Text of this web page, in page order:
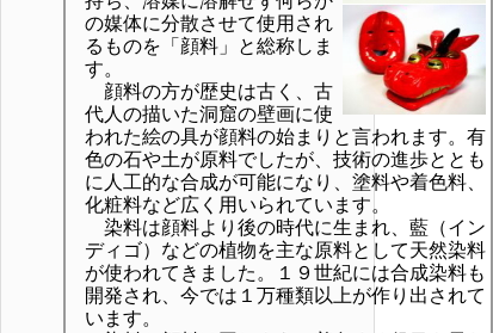
の媒体に分散させて使用され
るものを「顔料」と総称しま
す。
顔料の方が歴史は古く、古
代人の描いた洞窟の壁画に使
われた絵の具が顔料の始まりと言われます。有
色の石や土が原料でしたが、技術の進歩ととも
に人工的な合成が可能になり、塗料や着色料、
化粧料など広く用いられています。
染料は顔料より後の時代に生まれ、藍（イン
ディゴ）などの植物を主な原料として天然染料
が使われてきました。１９世紀には合成染料も
開発され、今では１万種類以上が作り出されて
います。